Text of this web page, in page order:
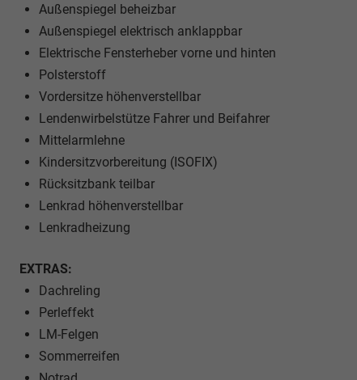
Außenspiegel beheizbar
Außenspiegel elektrisch anklappbar
Elektrische Fensterheber vorne und hinten
Polsterstoff
Vordersitze höhenverstellbar
Lendenwirbelstütze Fahrer und Beifahrer
Mittelarmlehne
Kindersitzvorbereitung (ISOFIX)
Rücksitzbank teilbar
Lenkrad höhenverstellbar
Lenkradheizung
EXTRAS:
Dachreling
Perleffekt
LM-Felgen
Sommerreifen